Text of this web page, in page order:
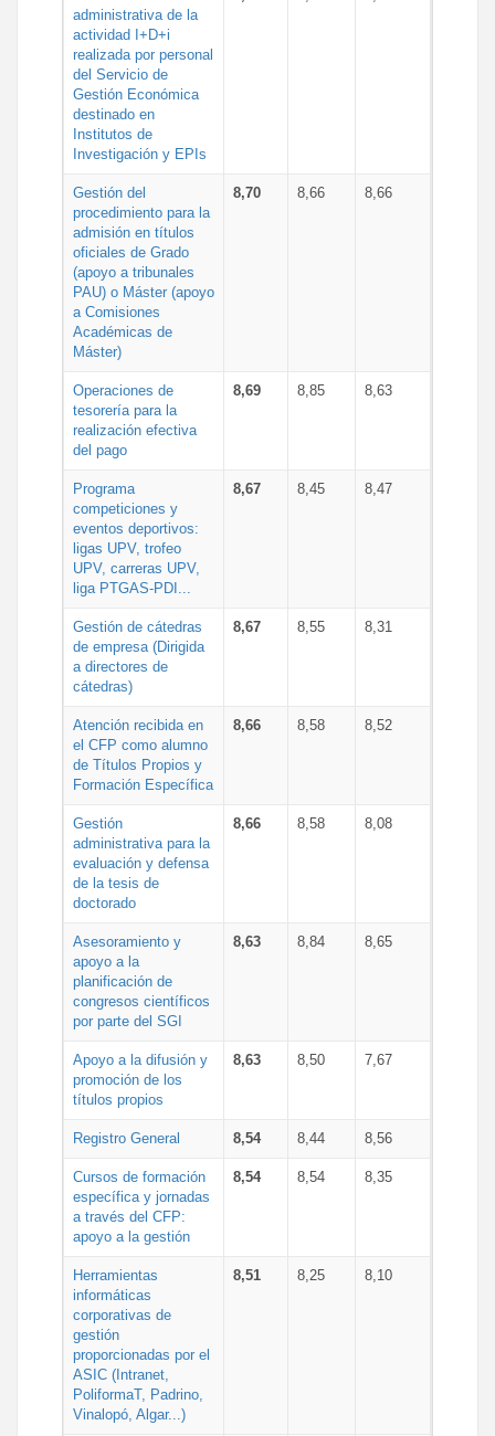
administrativa de la
actividad I+D+i
realizada por personal
del Servicio de
Gestión Económica
destinado en
Institutos de
Investigación y EPIs
Gestión del
procedimiento para la
admisión en títulos
oficiales de Grado
(apoyo a tribunales
PAU) o Máster (apoyo
a Comisiones
Académicas de
Máster)
8,70 8,66 8,66
Operaciones de
tesorería para la
realización efectiva
del pago
8,69 8,85 8,63
Programa
competiciones y
eventos deportivos:
ligas UPV, trofeo
UPV, carreras UPV,
liga PTGAS-PDI...
8,67 8,45 8,47
Gestión de cátedras
de empresa (Dirigida
a directores de
cátedras)
8,67 8,55 8,31
Atención recibida en
el CFP como alumno
de Títulos Propios y
Formación Específica
8,66 8,58 8,52
Gestión
administrativa para la
evaluación y defensa
de la tesis de
doctorado
8,66 8,58 8,08
Asesoramiento y
apoyo a la
planificación de
congresos científicos
por parte del SGI
8,63 8,84 8,65
Apoyo a la difusión y
promoción de los
títulos propios
8,63 8,50 7,67
Registro General 8,54 8,44 8,56
Cursos de formación
específica y jornadas
a través del CFP:
apoyo a la gestión
8,54 8,54 8,35
Herramientas
informáticas
corporativas de
gestión
proporcionadas por el
ASIC (Intranet,
PoliformaT, Padrino,
Vinalopó, Algar...)
8,51 8,25 8,10